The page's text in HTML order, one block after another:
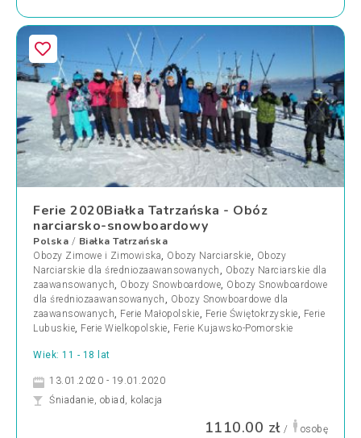
Ferie 2020Białka Tatrzańska - Obóz
narciarsko-snowboardowy
Polska / Białka Tatrzańska
Obozy Zimowe i Zimowiska, Obozy Narciarskie, Obozy
Narciarskie dla średniozaawansowanych , Obozy Narciarskie dla
zaawansowanych, Obozy Snowboardowe, Obozy Snowboardowe
dla średniozaawansowanych , Obozy Snowboardowe dla
zaawansowanych, Ferie Małopolskie, Ferie Świętokrzyskie, Ferie
Lubuskie, Ferie Wielkopolskie, Ferie Kujawsko-Pomorskie
Wiek: 11 - 18 lat
13.01.2020 - 19.01.2020
Śniadanie, obiad, kolacja
1110.00 zł / osobę